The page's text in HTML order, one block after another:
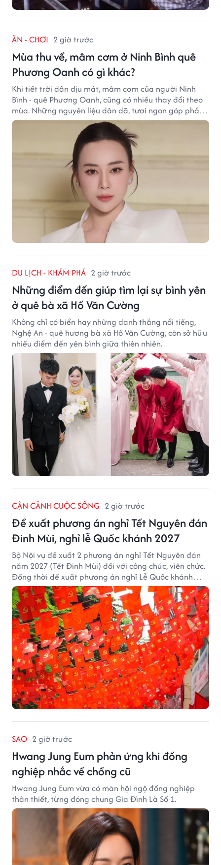
ĂN - CHƠI 2 giờ trước
Mùa thu về, mâm cơm ở Ninh Bình quê
Phương Oanh có gì khác?
Khi tiết trời dần dịu mát, mâm cơm của người Ninh
Bình - quê Phương Oanh, cũng có nhiều thay đổi theo
mùa. Những nguyên liệu dân dã, tươi ngon góp phần
tạo nên hương vị bình dị nhưng đầy cuốn hút của vùng
DU LỊCH - KHÁM PHÁ 2 giờ trước
Những điểm đến giúp tìm lại sự bình yên
ở quê bà xã Hồ Văn Cường
Không chỉ có biển hay những danh thắng nổi tiếng,
Nghệ An - quê hương bà xã Hồ Văn Cường, còn sở hữu
nhiều điểm đến yên bình giữa thiên nhiên.
CẬN CẢNH CUỘC SỐNG 2 giờ trước
Đề xuất phương án nghỉ Tết Nguyên đán
Đinh Mùi, nghỉ lễ Quốc khánh 2027
Bộ Nội vụ đề xuất 2 phương án nghỉ Tết Nguyên đán
năm 2027 (Tết Đinh Mùi) đối với công chức, viên chức.
Đồng thời đề xuất phương án nghỉ Lễ Quốc khánh
năm 2027 với 4 ngày nghỉ liên tục.
SAO 2 giờ trước
Hwang Jung Eum phản ứng khi đồng
nghiệp nhắc về chồng cũ
Hwang Jung Eum vừa có màn hội ngộ đồng nghiệp
thân thiết, từng đóng chung Gia Đình Là Số 1.